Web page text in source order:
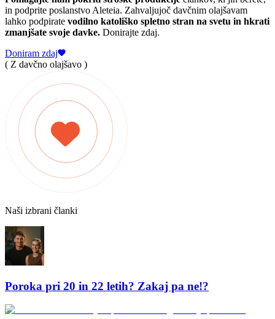
in podprite poslanstvo Aleteia. Zahvaljujoč davčnim olajšavam
lahko podpirate vodilno katoliško spletno stran na svetu in hkrati
zmanjšate svoje davke. Donirajte zdaj.
Doniram zdaj
( Z davčno olajšavo )
Naši izbrani članki
Poroka pri 20 in 22 letih? Zakaj pa ne!?